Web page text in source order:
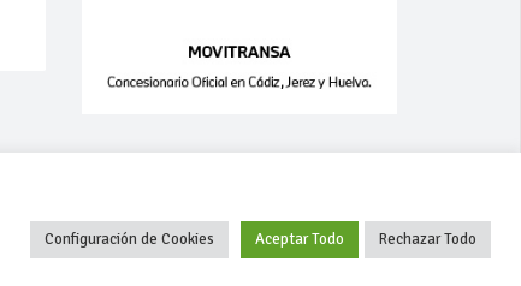
+34 627 35 00 36
Configuración de Cookies Aceptar Todo Rechazar Todo